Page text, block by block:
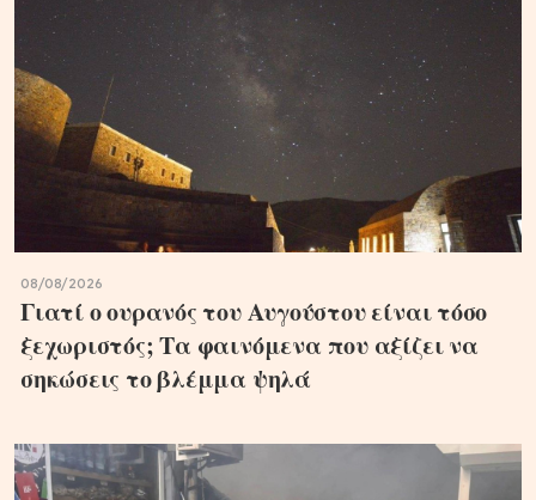
08/08/2026
Γιατί ο ουρανός του Αυγούστου είναι τόσο
ξεχωριστός; Τα φαινόμενα που αξίζει να
σηκώσεις το βλέμμα ψηλά